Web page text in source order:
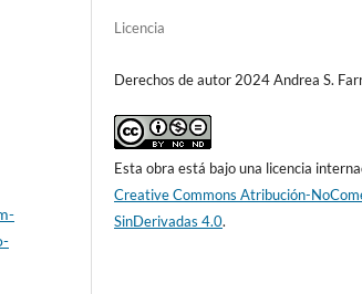
Licencia
Derechos de autor 2024 Andrea S.
Esta obra está bajo una licencia
Creative Commons Atribución-
SinDerivadas 4.0.